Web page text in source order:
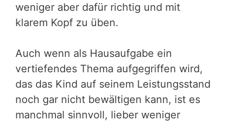
weniger aber dafür richtig und mit
klarem Kopf zu üben.
Auch wenn als Hausaufgabe ein
vertiefendes Thema aufgegriffen wird,
das das Kind auf seinem Leistungsstand
noch gar nicht bewältigen kann, ist es
manchmal sinnvoll, lieber weniger